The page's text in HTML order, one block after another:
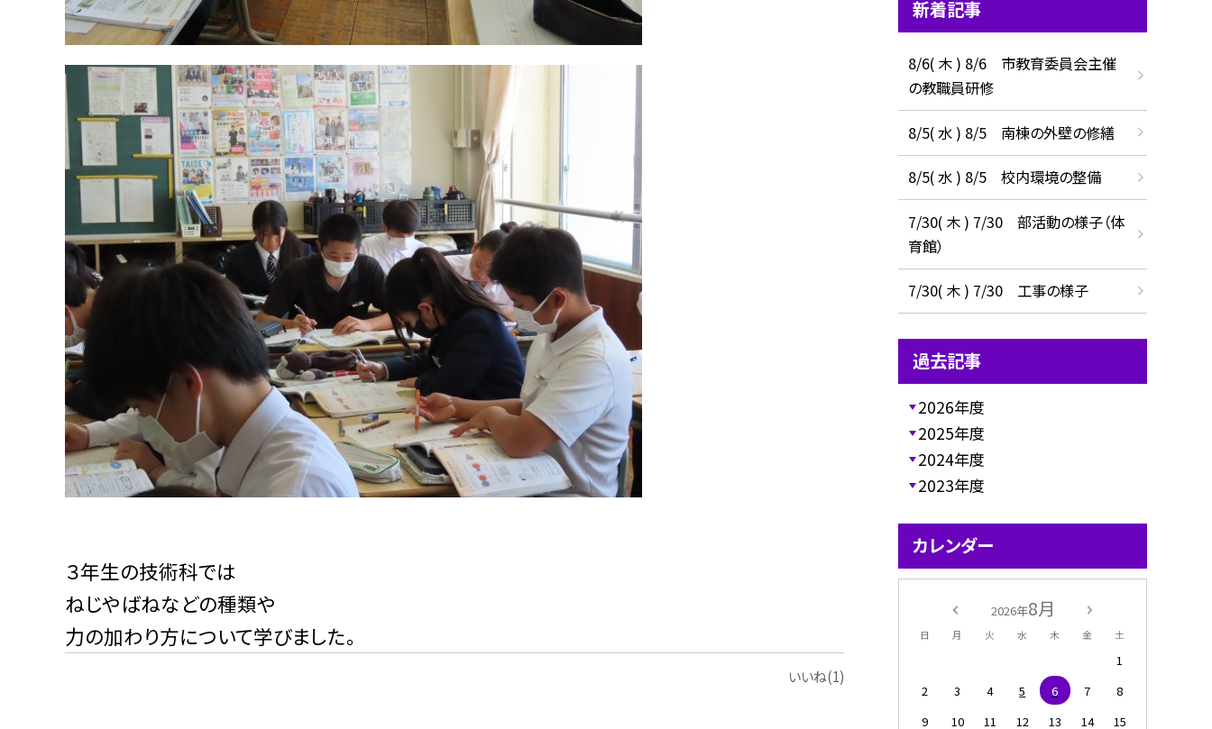
３年生の技術科では
ねじやばねなどの種類や
力の加わり方について学びました。
いいね(1)
新着記事
8/6( 木 ) 8/6 市教育委員会主催
の教職員研修
8/5( 水 ) 8/5 南棟の外壁の修繕
8/5( 水 ) 8/5 校内環境の整備
7/30( 木 ) 7/30 部活動の様子（体
育館）
7/30( 木 ) 7/30 工事の様子
過去記事
2026年度
2025年度
2024年度
2023年度
カレンダー
2026年8月
日 月 火 水 木 金 土
1
2
3 4 5 6 7
8
9
10 11 12 13 14
15